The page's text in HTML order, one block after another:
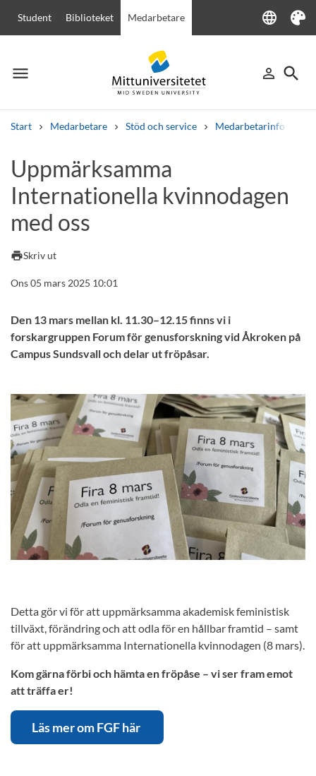
Student Biblioteket Medarbetare language
Language
Tema
menu
Meny person_outline
Logga in
search
Sök
Start Medarbetare Stöd och service Medarbetarinfo
Andra söktjänster
Kurser och programKursplaner VälkomstbrevPersonal
Lediga jobb
Uppmärksamma
Internationella kvinnodagen
med oss
printSkriv ut
Ons 05 mars 2025 10:01
Den 13 mars mellan kl. 11.30–12.15 finns vi i
forskargruppen Forum för genusforskning vid Åkroken på
Campus Sundsvall och delar ut fröpåsar.
Detta gör vi för att uppmärksamma akademisk feministisk
tillväxt, förändring och att odla för en hållbar framtid – samt
för att uppmärksamma Internationella kvinnodagen (8 mars).
Kom gärna förbi och hämta en fröpåse – vi ser fram emot
att träffa er!
Läs mer om FGF här